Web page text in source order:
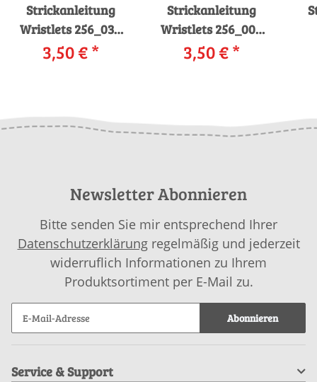
Strickanleitung
Wristlets 256_038
WOOLADDICTS
WATER SNOWWHITE
3,50 €*
Strickanleitung
Wristlets 256_004
WOOLADDICTS
WATER ACHIEVE-
3,50 €*
Newsletter Abonnieren
Bitte senden Sie mir entsprechend Ihrer
Datenschutzerklärungregelmäßig und jederzeit
widerruflich Informationen zu Ihrem
Produktsortiment per E-Mail zu.
Abonnieren
Service & Support